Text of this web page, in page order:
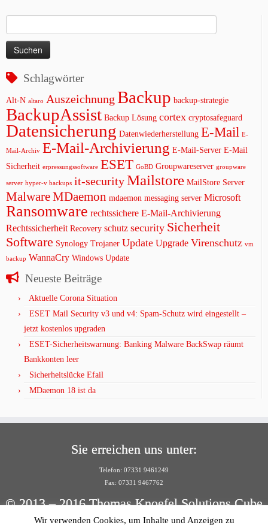
nach:
Schlagwörter
Alt-N altaro Auszeichnung Backup backup-strategie
BackupAssist Backup Lösung cortex cryptosafeguard
Datensicherung Datenwiederherstellung E-Mail E-
Mail-Archiv E-Mail-Archivierung E-Mail-Server E-Mail
Sicherheit erpressungssoftware ESET GoBD Groupwareserver groupware
server hyper-v backups it-securityMailstore MailStore Server
MalwareMDaemon mdaemon messaging server Microsoft
Ransomware rechtssichere E-Mail-Archivierung
Rechtssicherheit Recovery schutz security Sicherheit
Software Synology Trojaner Update Upgrade Virenschutz vm
backup WannaCry Windows Update
Neueste Beiträge
Aktuelle Corona Situation
ESET Mail Security v3 und v4: Spam-Schutz wird eingestellt –
jetzt kostenlos upgraden
ESET-Sicherheitswarnung: Banking Malware BackSwap räumt
Bankkonten leer
Sicherheitslücke Efail
MDaemon 18 ist da
Sie erreichen uns unter:
Telefon: 07331 9461249
Fax: 07331 9467762
© 2013 – 2016 Thomas Knoefel Solutions Cube
Wir verwenden Cookies, um Inhalte und Anzeigen zu